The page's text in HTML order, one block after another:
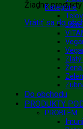
Žiadne
Vrátiť sa do
Kategórie
Do obchodu
PRODUKTY
PROBLÉM